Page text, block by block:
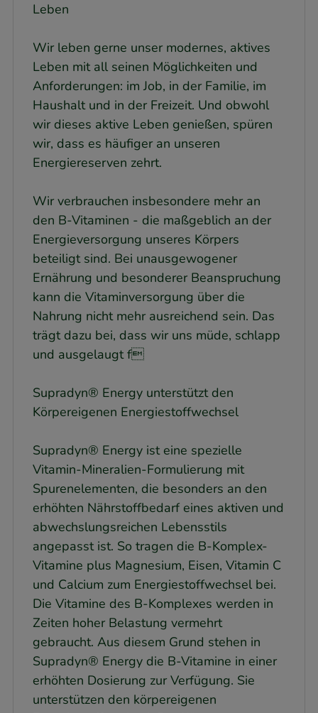
Leben
Wir leben gerne unser modernes, aktives
Leben mit all seinen Möglichkeiten und
Anforderungen: im Job, in der Familie, im
Haushalt und in der Freizeit. Und obwohl
wir dieses aktive Leben genießen, spüren
wir, dass es häufiger an unseren
Energiereserven zehrt.
Wir verbrauchen insbesondere mehr an
den B-Vitaminen - die maßgeblich an der
Energieversorgung unseres Körpers
beteiligt sind. Bei unausgewogener
Ernährung und besonderer Beanspruchung
kann die Vitaminversorgung über die
Nahrung nicht mehr ausreichend sein. Das
trägt dazu bei, dass wir uns müde, schlapp
und ausgelaugt f
Supradyn® Energy unterstützt den
Körpereigenen Energiestoffwechsel
Supradyn® Energy ist eine spezielle
Vitamin-Mineralien-Formulierung mit
Spurenelementen, die besonders an den
erhöhten Nährstoffbedarf eines aktiven und
abwechslungsreichen Lebensstils
angepasst ist. So tragen die B-Komplex-
Vitamine plus Magnesium, Eisen, Vitamin C
und Calcium zum Energiestoffwechsel bei.
Die Vitamine des B-Komplexes werden in
Zeiten hoher Belastung vermehrt
gebraucht. Aus diesem Grund stehen in
Supradyn® Energy die B-Vitamine in einer
erhöhten Dosierung zur Verfügung. Sie
unterstützen den körpereigenen